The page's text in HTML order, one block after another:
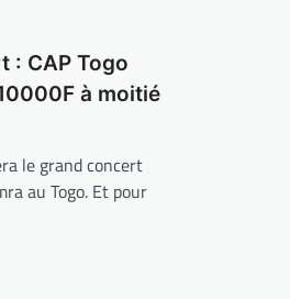
: CAP Togo
à moitié
le grand concert
au Togo. Et pour